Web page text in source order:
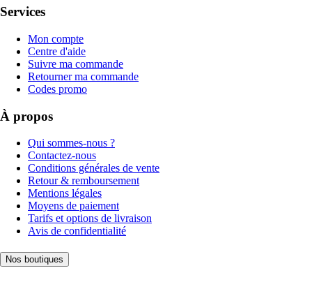
Services
Mon compte
Centre d'aide
Suivre ma commande
Retourner ma commande
Codes promo
À propos
Qui sommes-nous ?
Contactez-nous
Conditions générales de vente
Retour & remboursement
Mentions légales
Moyens de paiement
Tarifs et options de livraison
Avis de confidentialité
Nos boutiques